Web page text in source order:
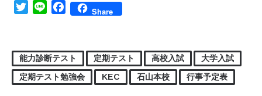
TwitterLine FacebookShare
能力診断テスト 定期テスト 高校入試
大学入試
定期テスト勉強会
KEC 石山本校 行事予定表